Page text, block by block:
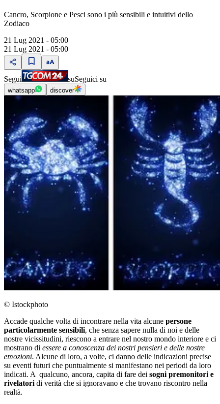
Cancro, Scorpione e Pesci sono i più sensibili e intuitivi dello
Zodiaco
21 Lug 2021 - 05:00
21 Lug 2021 - 05:00
Segui suSeguici su
whatsapp discover
© Istockphoto
Accade qualche volta di incontrare nella vita alcune persone
particolarmente sensibili, che senza sapere nulla di noi e delle
nostre vicissitudini, riescono a entrare nel nostro mondo interiore e ci
mostrano di essere a conoscenza dei nostri pensieri e delle nostre
emozioni. Alcune di loro, a volte, ci danno delle indicazioni precise
su eventi futuri che puntualmente si manifestano nei periodi da loro
indicati. A qualcuno, ancora, capita di fare dei sogni premonitori e
rivelatori di verità che si ignoravano e che trovano riscontro nella
realtà.